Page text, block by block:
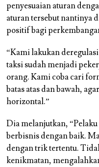
penyesuaian aturan
aturan tersebut nantinya
positif bagi
“Kami lakukan
taksi sudah menjadi
orang. Kami coba cari
batas atas dan bawah,
horizontal.”
Dia melanjutkan, “Pelaku
berbisnis dengan baik.
dengan trik tertentu.
kenikmatan,